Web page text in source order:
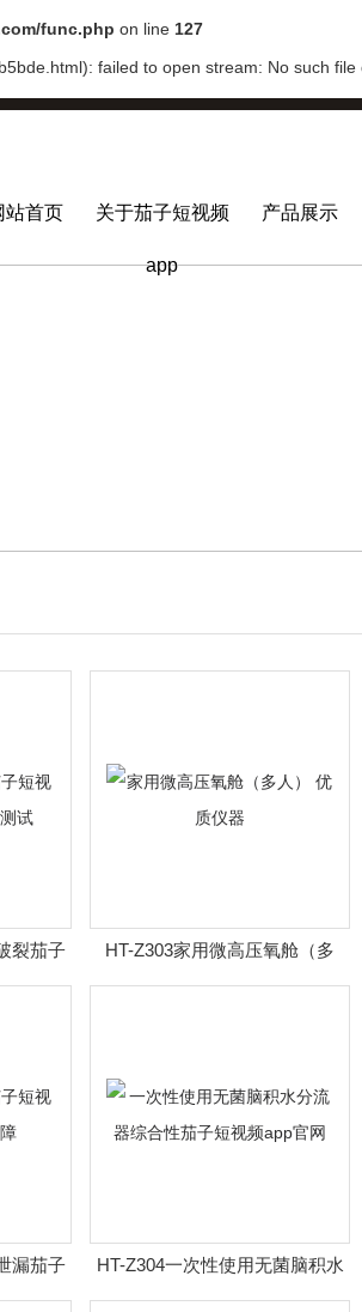
func.php on line 127
failed to open stream: No such file
站首页 关于茄子短视频
app
产品展示
裂茄子
测试
HT-Z303家用微高压氧舱（多
人） 优质仪器
漏茄子
障
HT-Z304一次性使用无菌脑积水
分流器综合性茄子短视频app官